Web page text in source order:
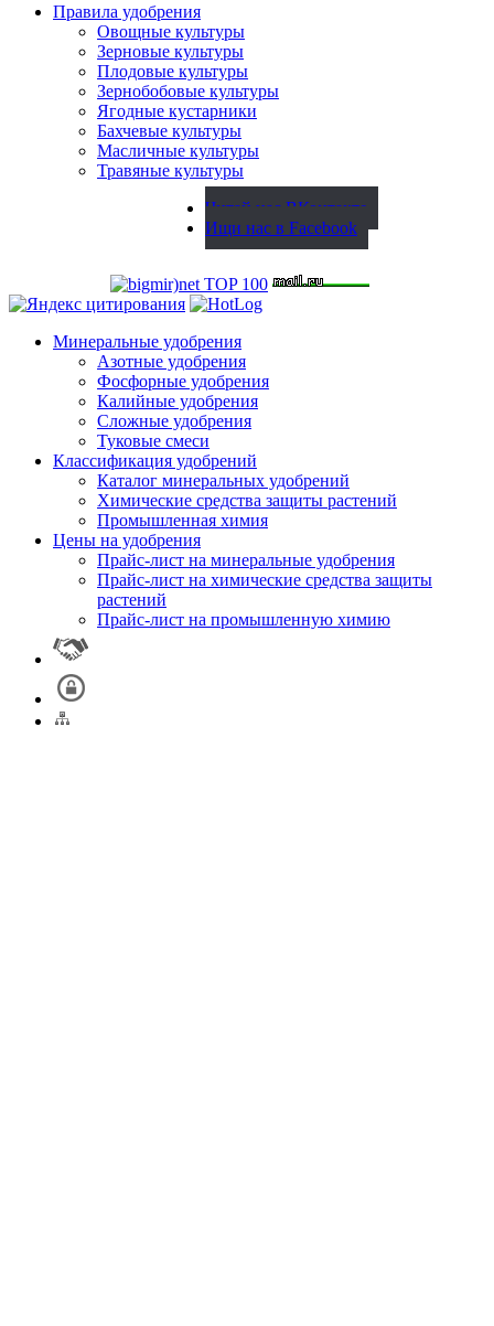
Правила удобрения
Овощные культуры
Зерновые культуры
Плодовые культуры
Зернобобовые культуры
Ягодные кустарники
Бахчевые культуры
Масличные культуры
Травяные культуры
Читай нас ВКонтакте
Ищи нас в Facebook
Минеральные удобрения
Азотные удобрения
Фосфорные удобрения
Калийные удобрения
Сложные удобрения
Туковые смеси
Классификация удобрений
Каталог минеральных удобрений
Химические средства защиты растений
Промышленная химия
Цены на удобрения
Прайс-лист на минеральные удобрения
Прайс-лист на химические средства защиты
растений
Прайс-лист на промышленную химию